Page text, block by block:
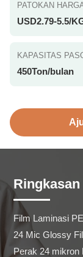
PATOKAN
USD2.79-5.5/
KAPASITAS
450Ton/bulan
Film Laminasi
24 Mic Glossy
Perak 24 mikron